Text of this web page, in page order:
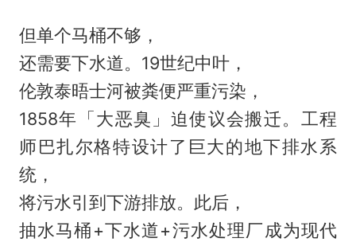
但单个马桶不够，
还需要下水道。19世纪中叶，
伦敦泰晤士河被粪便严重污染，
1858年「大恶臭」迫使议会搬迁。工程
师巴扎尔格特设计了巨大的地下排水系
统，
将污水引到下游排放。此后，
抽水马桶+下水道+污水处理厂成为现代